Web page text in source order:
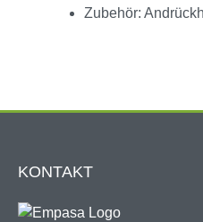
Zubehör:
KONTAKT